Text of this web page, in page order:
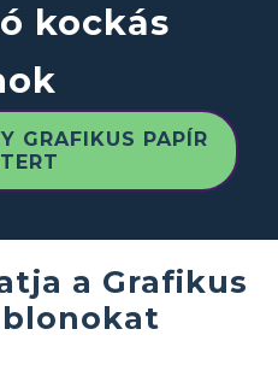
kockás
GRAFIKUS PAPÍR
a Grafikus